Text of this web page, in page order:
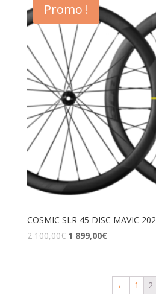
Promo !
COSMIC SLR 45 DISC MAVIC
2 100,00€ 1 899,00€
← 1 2